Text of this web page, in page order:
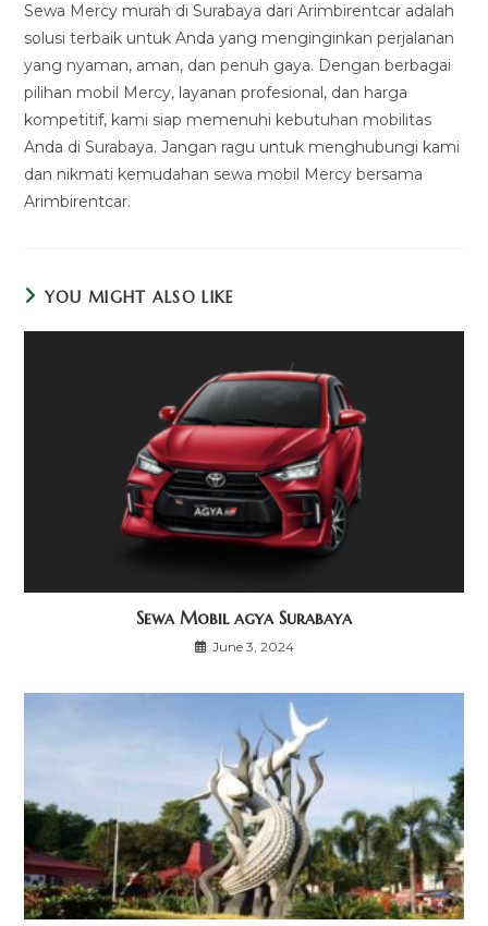
Sewa Mercy murah di Surabaya dari Arimbirentcar adalah
solusi terbaik untuk Anda yang menginginkan perjalanan
yang nyaman, aman, dan penuh gaya. Dengan berbagai
pilihan mobil Mercy, layanan profesional, dan harga
kompetitif, kami siap memenuhi kebutuhan mobilitas
Anda di Surabaya. Jangan ragu untuk menghubungi kami
dan nikmati kemudahan sewa mobil Mercy bersama
Arimbirentcar.
YOU MIGHT ALSO LIKE
Sewa Mobil agya Surabaya
June 3, 2024